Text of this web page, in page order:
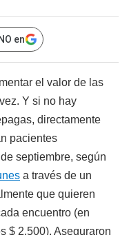
en
el valor de las
Y si no hay
directamente
pacientes
septiembre, según
a través de un
que quieren
encuentro (en
$ 2.500). Aseguraron